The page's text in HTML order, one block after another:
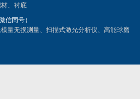
、衬底
信同号）
量无损测量、扫描式激光分析仪、高能球磨